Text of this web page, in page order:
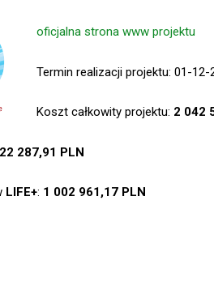
oficjalna strona www projektu
Termin realizacji projektu: 01-
Koszt całkowity projektu: 2 042
287,91 PLN
LIFE+: 1 002 961,17 PLN